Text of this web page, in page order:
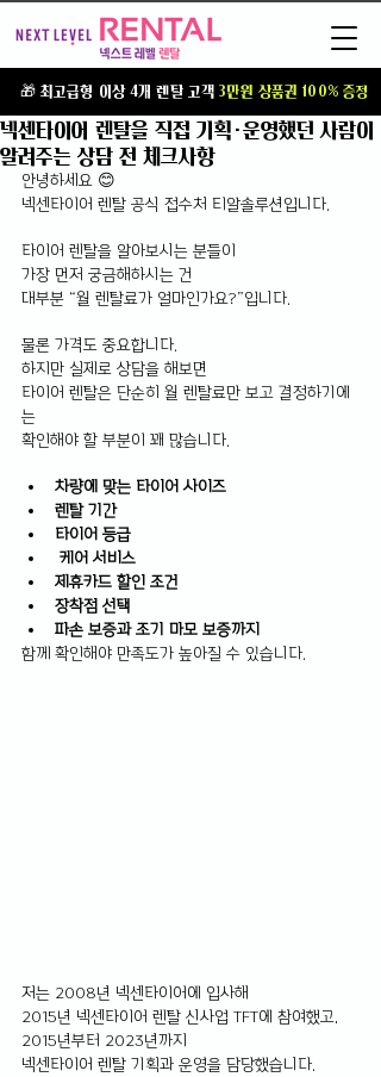
🎁 최고급형 이상 4개 렌탈 고객3만원 상품권 100% 증정
넥센타이어 렌탈을 직접 기획·운영했던 사람이
알려주는 상담 전 체크사항
안녕하세요 😊
넥센타이어 렌탈 공식 접수처 티알솔루션입니다.
타이어 렌탈을 알아보시는 분들이
가장 먼저 궁금해하시는 건
대부분 “월 렌탈료가 얼마인가요?”입니다.
물론 가격도 중요합니다.
하지만 실제로 상담을 해보면
타이어 렌탈은 단순히 월 렌탈료만 보고 결정하기에
는
확인해야 할 부분이 꽤 많습니다.
차량에 맞는 타이어 사이즈
렌탈 기간
타이어 등급
케어 서비스
제휴카드 할인 조건
장착점 선택
파손 보증과 조기 마모 보증까지
함께 확인해야 만족도가 높아질 수 있습니다.
저는 2008년 넥센타이어에 입사해
2015년 넥센타이어 렌탈 신사업 TFT에 참여했고,
2015년부터 2023년까지
넥센타이어 렌탈 기획과 운영을 담당했습니다.